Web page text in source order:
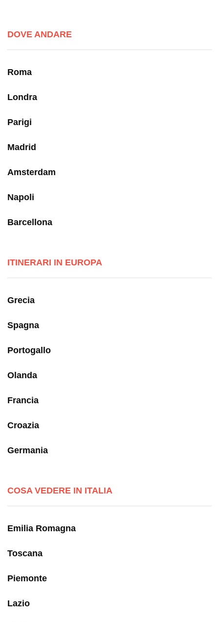
DOVE ANDARE
Roma
Londra
Parigi
Madrid
Amsterdam
Napoli
Barcellona
ITINERARI IN EUROPA
Grecia
Spagna
Portogallo
Olanda
Francia
Croazia
Germania
COSA VEDERE IN ITALIA
Emilia Romagna
Toscana
Piemonte
Lazio